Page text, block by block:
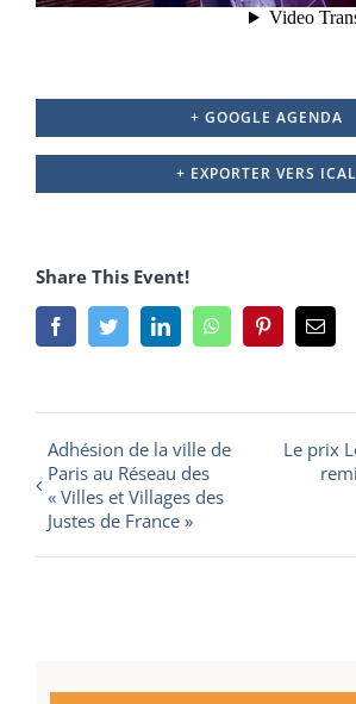
+ GOOGLE AGENDA
+ EXPORTER VERS ICAL
Share This Event!
FacebookTwitterLinkedInWhatsappPinterest
Navigation
Évènement
Adhésion de la ville de
Paris au Réseau des
« Villes et Villages des
Justes de France »
Le prix